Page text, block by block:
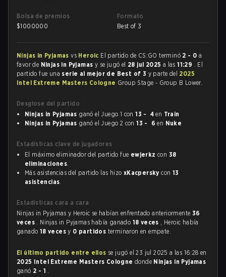
Bolsa de premios
$1000000
Formato
Best of 3
Ninjas in Pyjamasvs Heroic El partido de CS:GO terminó 2 - 0 a
favor de Ninjas in Pyjamas y se jugó el 28 jul 2025 a las11:29 . El
partido fue una serie al mejor de Best of 3 y parte del 2025
Intel Extreme Masters Cologne Group Stage - Group B Lower.
Desglose del partido
Ninjas in Pyjamas ganó el Juego 1 con13 - 4 en Train
Ninjas in Pyjamas ganó el Juego 2 con13 - 6 en Nuke
Estadísticas clave de jugadores
El máximo eliminador del partido fue ewjerkz con 38
eliminaciones.
Más asistencias del partido las hizo xKacpersky con 13
asistencias.
Estadísticas cara a cara
Ninjas in Pyjamas y Heroic se habían enfrentado anteriormente 36
veces . Ninjas in Pyjamas había ganado 18 veces , Heroic había
ganado 18 vecesy 0 partidos terminaron en empate.
El último partido entre ellos se jugó el 23 jul 2025 a las 16:28 en
2025 Intel Extreme Masters Cologne donde Ninjas in Pyjamas
ganó 2 - 1 .